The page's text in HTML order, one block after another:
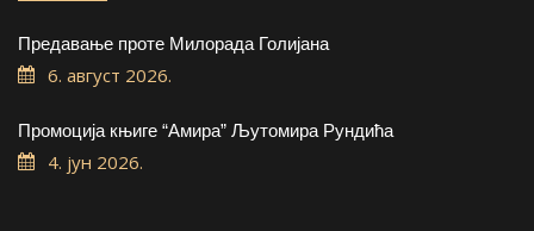
Предавање проте Милорада Голијана
6. август 2026.
Промоција књиге “Амира” Љутомира Рундића
4. јун 2026.